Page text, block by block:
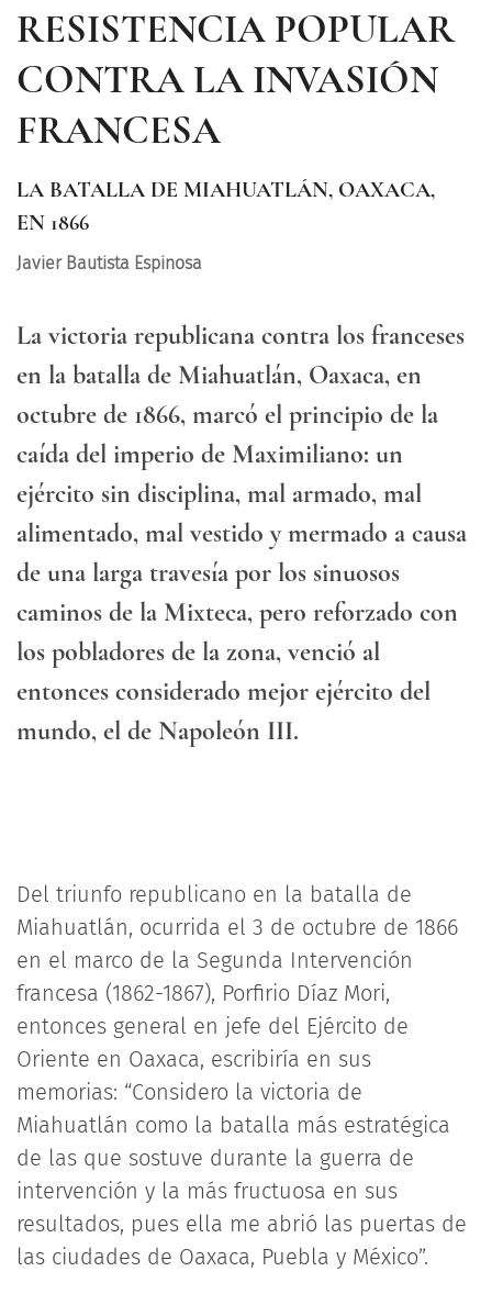
RESISTENCIA POPULAR
CONTRA LA INVASIÓN
FRANCESA
LA BATALLA DE MIAHUATLÁN, OAXACA,
EN 1866
Javier Bautista Espinosa
La victoria republicana contra los franceses
en la batalla de Miahuatlán, Oaxaca, en
octubre de 1866, marcó el principio de la
caída del imperio de Maximiliano: un
ejército sin disciplina, mal armado, mal
alimentado, mal vestido y mermado a causa
de una larga travesía por los sinuosos
caminos de la Mixteca, pero reforzado con
los pobladores de la zona, venció al
entonces considerado mejor ejército del
mundo, el de Napoleón III.
Del triunfo republicano en la batalla de
Miahuatlán, ocurrida el 3 de octubre de 1866
en el marco de la Segunda Intervención
francesa (1862-1867), Porfirio Díaz Mori,
entonces general en jefe del Ejército de
Oriente en Oaxaca, escribiría en sus
memorias: “Considero la victoria de
Miahuatlán como la batalla más estratégica
de las que sostuve durante la guerra de
intervención y la más fructuosa en sus
resultados, pues ella me abrió las puertas de
las ciudades de Oaxaca, Puebla y México”.